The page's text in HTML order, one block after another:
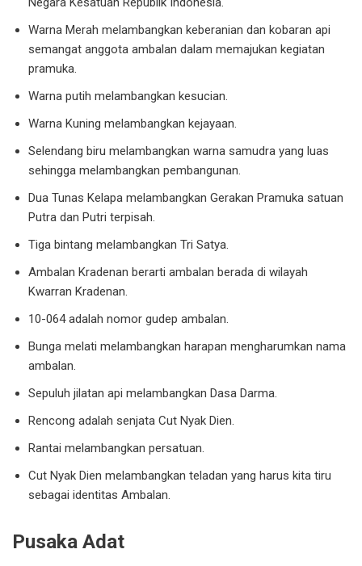
Warna Merah melambangkan keberanian dan kobaran api
semangat anggota ambalan dalam memajukan kegiatan
pramuka.
Warna putih melambangkan kesucian.
Warna Kuning melambangkan kejayaan.
Selendang biru melambangkan warna samudra yang luas
sehingga melambangkan pembangunan.
Dua Tunas Kelapa melambangkan Gerakan Pramuka satuan
Putra dan Putri terpisah.
Tiga bintang melambangkan Tri Satya.
Ambalan Kradenan berarti ambalan berada di wilayah
Kwarran Kradenan.
10-064 adalah nomor gudep ambalan.
Bunga melati melambangkan harapan mengharumkan nama
ambalan.
Sepuluh jilatan api melambangkan Dasa Darma.
Rencong adalah senjata Cut Nyak Dien.
Rantai melambangkan persatuan.
Cut Nyak Dien melambangkan teladan yang harus kita tiru
sebagai identitas Ambalan.
Pusaka Adat